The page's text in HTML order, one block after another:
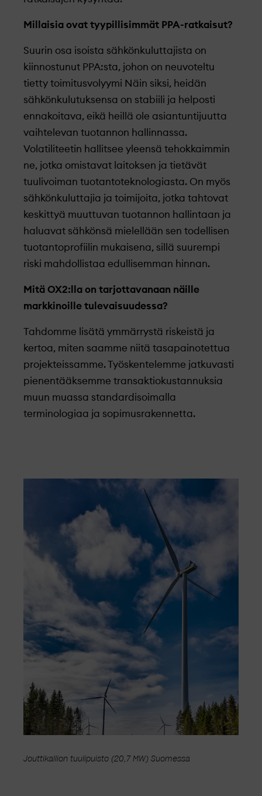
Millaisia ovat tyypillisimmät PPA-ratkaisut?
Suurin osa isoista sähkönkuluttajista on
kiinnostunut PPA:sta, johon on neuvoteltu
tietty toimitusvolyymi Näin siksi, heidän
sähkönkulutuksensa on stabiili ja helposti
ennakoitava, eikä heillä ole asiantuntijuutta
vaihtelevan tuotannon hallinnassa.
Volatiliteetin hallitsee yleensä tehokkaimmin
ne, jotka omistavat laitoksen ja tietävät
tuulivoiman tuotantoteknologiasta. On myös
sähkönkuluttajia ja toimijoita, jotka tahtovat
keskittyä muuttuvan tuotannon hallintaan ja
haluavat sähkönsä mielellään sen todellisen
tuotantoprofiilin mukaisena, sillä suurempi
riski mahdollistaa edullisemman hinnan.
Mitä OX2:lla on tarjottavanaan näille
markkinoille tulevaisuudessa?
Tahdomme lisätä ymmärrystä riskeistä ja
kertoa, miten saamme niitä tasapainotettua
projekteissamme. Työskentelemme jatkuvasti
pienentääksemme transaktiokustannuksia
muun muassa standardisoimalla
terminologiaa ja sopimusrakennetta.
Jouttikallion tuulipuisto (20,7 MW) Suomessa